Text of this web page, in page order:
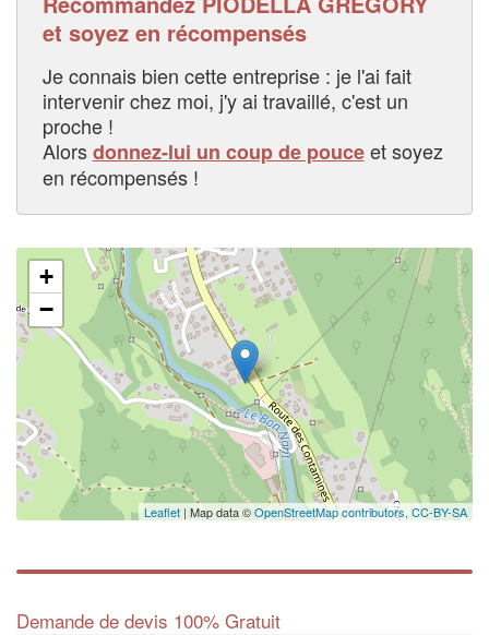
et soyez en récompensés
Je connais bien cette entreprise : je l'ai fait
intervenir chez moi, j'y ai travaillé, c'est un
proche !
Alorsdonnez-lui un coup de pouceet soyez
en récompensés !
+
−
Leaflet | Map data ©OpenStreetMap contributors, CC-BY-SA
Demande de devis 100% Gratuit